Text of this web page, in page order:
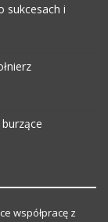
sukcesach i
współpracę z